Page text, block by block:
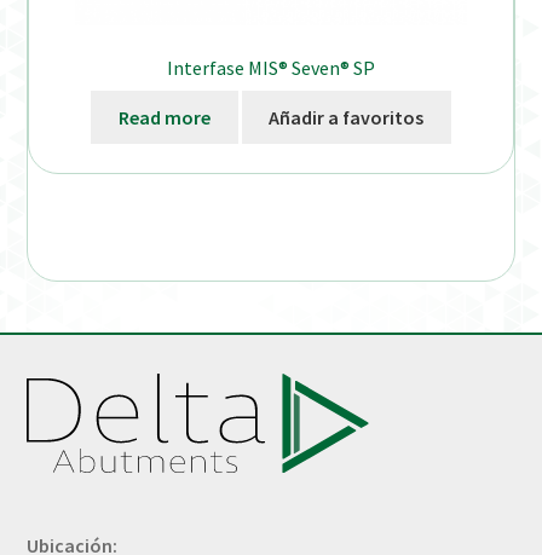
Interfase MIS® Seven® SP
Read more Añadir a favoritos
Ubicación: